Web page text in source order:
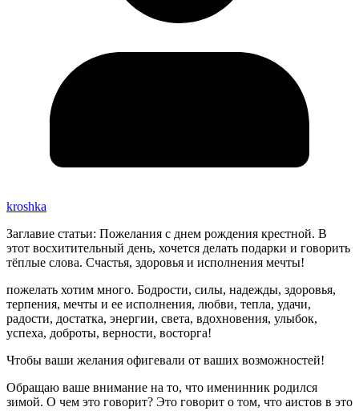
kroshka
Заглавие статьи: Пожелания с днем рождения крестной. В
этот восхитительный день, хочется делать подарки и говорить
тёплые слова. Счастья, здоровья и исполнения мечты!
пожелать хотим много. Бодрости, силы, надежды, здоровья,
терпения, мечты и ее исполнения, любви, тепла, удачи,
радости, достатка, энергии, света, вдохновения, улыбок,
успеха, доброты, верности, восторга!
Чтобы ваши желания офигевали от ваших возможностей!
Обращаю ваше внимание на то, что именинник родился
зимой. О чем это говорит? Это говорит о том, что аистов в это